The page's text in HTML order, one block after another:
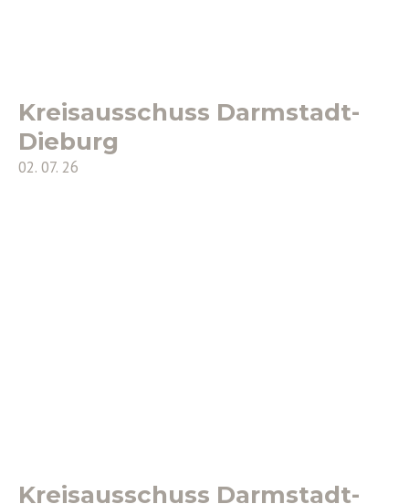
Kreisausschuss Darmstadt-
Dieburg
02. 07. 26
Kreisausschuss Darmstadt-